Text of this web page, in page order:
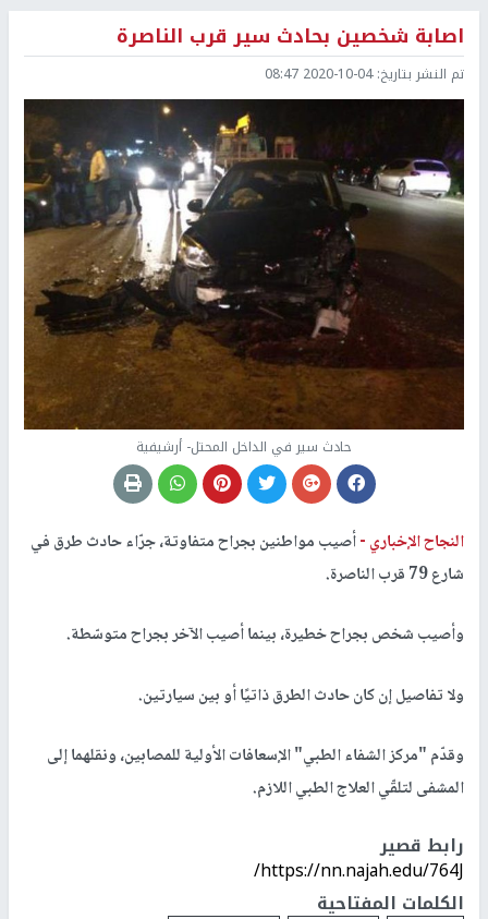
اصابة شخصين بحادث سير قرب الناصرة
تم النشر بتاريخ:2020-10-04 08:47
حادث سير في الداخل المحتل- أرشيفية
النجاح الإخباري -أصيب مواطنين بجراح متفاوتة، جرّاء حادث طرق في
شارع 79 قرب الناصرة.
وأصيب شخص بجراح خطيرة، بينما أصيب الآخر بجراح متوسّطة.
ولا تفاصيل إن كان حادث الطرق ذاتيًا أو بين سيارتين.
وقدّم "مركز الشفاء الطبي" الإسعافات الأولية للمصابين، ونقلهما إلى
المشفى لتلقّي العلاج الطبي اللازم.
رابط قصير
https://nn.najah.edu/764J/
الكلمات المفتاحية